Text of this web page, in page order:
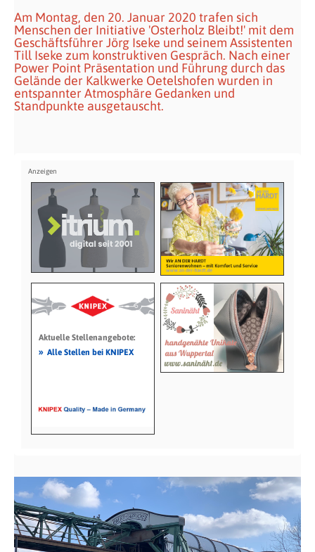
Am Montag, den 20. Januar 2020 trafen sich
Menschen der Initiative 'Osterholz Bleibt!' mit dem
Geschäftsführer Jörg Iseke und seinem Assistenten
Till Iseke zum konstruktiven Gespräch. Nach einer
Power Point Präsentation und Führung durch das
Gelände der Kalkwerke Oetelshofen wurden in
entspannter Atmosphäre Gedanken und
Standpunkte ausgetauscht.
Aktuelle Stellenangebote:
» Alle Stellen bei KNIPEX